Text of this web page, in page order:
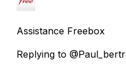
Assistance Freebox
Replying to